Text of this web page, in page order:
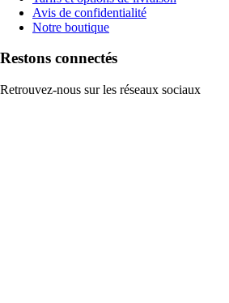
Avis de confidentialité
Notre boutique
Restons connectés
Retrouvez-nous sur les réseaux sociaux